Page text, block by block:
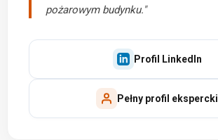
pożarowym budynku."
Profil LinkedIn
Pełny profil ekspercki